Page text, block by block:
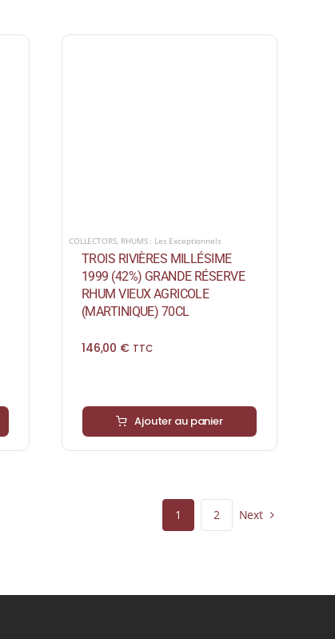
COLLECTORS, RHUMS : Les Exceptionnels
TROIS RIVIÈRES MILLÉSIME
1999 (42%) GRANDE RÉSERVE
RHUM VIEUX AGRICOLE
(MARTINIQUE) 70CL
146,00 € TTC
Ajouter au panier
1 2 Next